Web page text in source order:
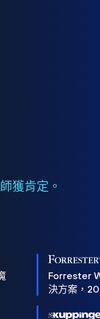
獲肯定。
Forrester
決方案，